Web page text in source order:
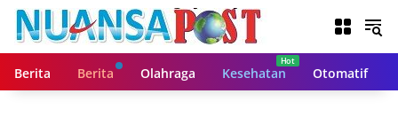
Berita Berita Olahraga Kesehatan Otomatif